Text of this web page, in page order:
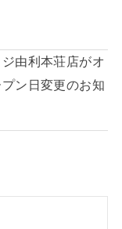
由利本荘店がオ
ン日変更のお知